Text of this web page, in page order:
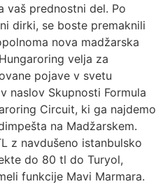
vaš prednostni del. Po
dirki, se boste premaknili
nova madžarska
velja za
pojave v svetu
naslov Skupnosti Formula
Circuit, ki ga najdemo
na Madžarskem.
z navdušeno istanbulsko
do 80 tl do Turyol,
funkcije Mavi Marmara.